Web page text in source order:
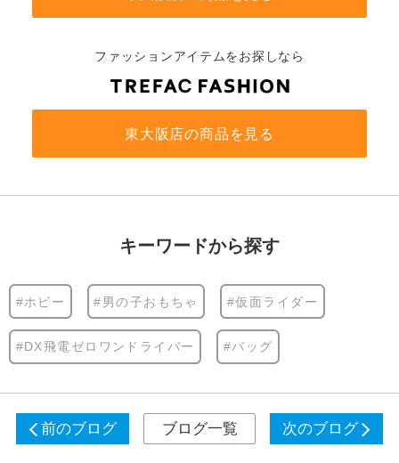
ファッションアイテムをお探しなら
東大阪店の商品を見る
キーワードから探す
#ホビー #男の子おもちゃ #仮面ライダー
#DX飛電ゼロワンドライバー #バッグ
前のブログ ブログ一覧 次のブログ